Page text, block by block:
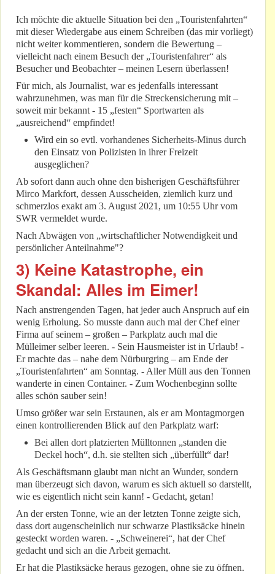
Ich möchte die aktuelle Situation bei den „Touristenfahrten“
mit dieser Wiedergabe aus einem Schreiben (das mir vorliegt)
nicht weiter kommentieren, sondern die Bewertung –
vielleicht nach einem Besuch der „Touristenfahrer“ als
Besucher und Beobachter – meinen Lesern überlassen!
Für mich, als Journalist, war es jedenfalls interessant
wahrzunehmen, was man für die Streckensicherung mit –
soweit mir bekannt - 15 „festen“ Sportwarten als
„ausreichend“ empfindet!
Wird ein so evtl. vorhandenes Sicherheits-Minus durch
den Einsatz von Polizisten in ihrer Freizeit
ausgeglichen?
Ab sofort dann auch ohne den bisherigen Geschäftsführer
Mirco Markfort, dessen Ausscheiden, ziemlich kurz und
schmerzlos exakt am 3. August 2021, um 10:55 Uhr vom
SWR vermeldet wurde.
Nach Abwägen von „wirtschaftlicher Notwendigkeit und
persönlicher Anteilnahme"?
3) Keine Katastrophe, ein
Skandal: Alles im Eimer!
Nach anstrengenden Tagen, hat jeder auch Anspruch auf ein
wenig Erholung. So musste dann auch mal der Chef einer
Firma auf seinem – großen – Parkplatz auch mal die
Mülleimer selber leeren. - Sein Hausmeister ist in Urlaub! -
Er machte das – nahe dem Nürburgring – am Ende der
„Touristenfahrten“ am Sonntag. - Aller Müll aus den Tonnen
wanderte in einen Container. - Zum Wochenbeginn sollte
alles schön sauber sein!
Umso größer war sein Erstaunen, als er am Montagmorgen
einen kontrollierenden Blick auf den Parkplatz warf:
Bei allen dort platzierten Mülltonnen „standen die
Deckel hoch“, d.h. sie stellten sich „überfüllt“ dar!
Als Geschäftsmann glaubt man nicht an Wunder, sondern
man überzeugt sich davon, warum es sich aktuell so darstellt,
wie es eigentlich nicht sein kann! - Gedacht, getan!
An der ersten Tonne, wie an der letzten Tonne zeigte sich,
dass dort augenscheinlich nur schwarze Plastiksäcke hinein
gesteckt worden waren. - „Schweinerei“, hat der Chef
gedacht und sich an die Arbeit gemacht.
Er hat die Plastiksäcke heraus gezogen, ohne sie zu öffnen.